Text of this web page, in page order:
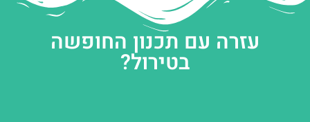
עזרה עם תכנון החופשה
בטירול?